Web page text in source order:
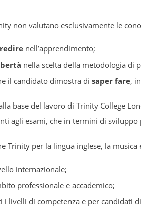
non valutano esclusivamente le
nell’apprendimento;
nella scelta della metodologia di
il candidato dimostra di saper fare,
base del lavoro di Trinity College
agli esami, che in termini di
Trinity per la lingua inglese, la musica
internazionale;
professionale e accademico;
i livelli di competenza e per candidati